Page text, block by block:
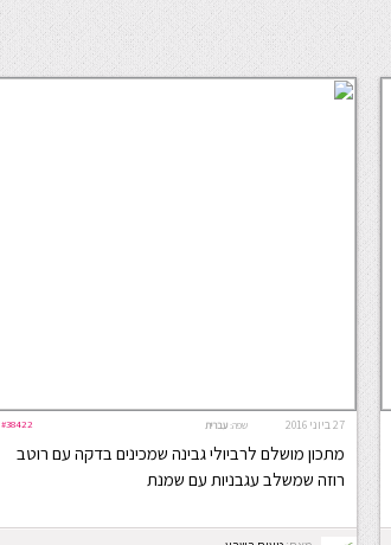
27 ביוני 2016 #38422 שפה: עברית
מתכון מושלם לרביולי גבינה שמכינים בדקה עם רוטב
רוזה שמשלב עגבניות עם שמנת